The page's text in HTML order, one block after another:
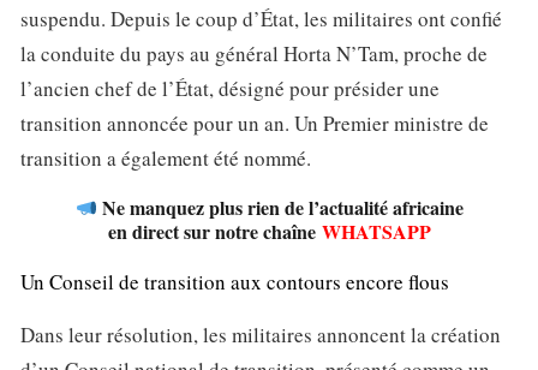
suspendu. Depuis le coup d’État, les militaires ont confié
la conduite du pays au général Horta N’Tam, proche de
l’ancien chef de l’État, désigné pour présider une
transition annoncée pour un an. Un Premier ministre de
transition a également été nommé.
Ne manquez plus rien de l’actualité africaine
en direct sur notre chaîne WHATSAPP
Un Conseil de transition aux contours encore flous
Dans leur résolution, les militaires annoncent la création